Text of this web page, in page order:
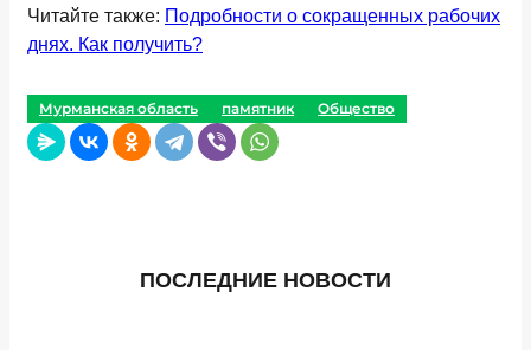
Читайте также: Подробности о сокращенных рабочих
днях. Как получить?
Мурманская область памятник Общество
ПОСЛЕДНИЕ НОВОСТИ